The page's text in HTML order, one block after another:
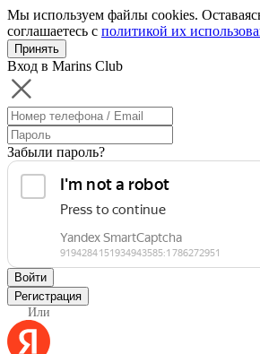
Мы используем файлы cookies.
соглашаетесь с политикой их
Принять
Вход в Marins Club
Забыли пароль?
Войти
Регистрация
Или